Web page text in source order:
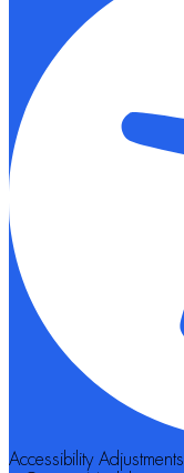
Accessibility Adjustments